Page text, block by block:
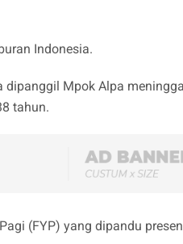
Indonesia.
dipanggil Mpok Alpa
tahun.
(FYP) yang dipandu